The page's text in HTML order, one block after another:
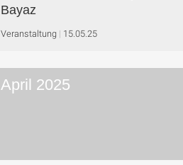
Bayaz
Veranstaltung 15.05.25
April 2025